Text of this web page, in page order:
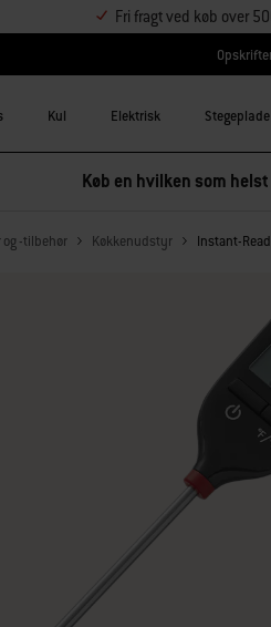
Fri fragt ved køb over
Kul Elektrisk Stegeplade
Køb en hvilken som
og -tilbehør Køkkenudstyr Instant-